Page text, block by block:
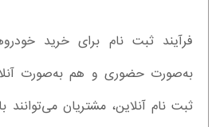
فرآیند ثبت نام برای خرید
به‌صورت حضوری و هم به‌صورت
ثبت‌ نام آنلاین، مشتریان می‌توانند